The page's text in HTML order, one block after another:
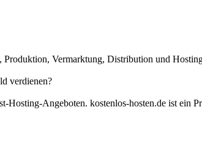
Vermarktung, Distribution und
verdienen?
Hosting-Angeboten. kostenlos-hosten.de ist ein